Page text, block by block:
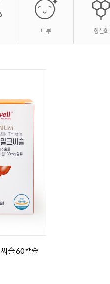
피부 항산화
슬 60캡슐